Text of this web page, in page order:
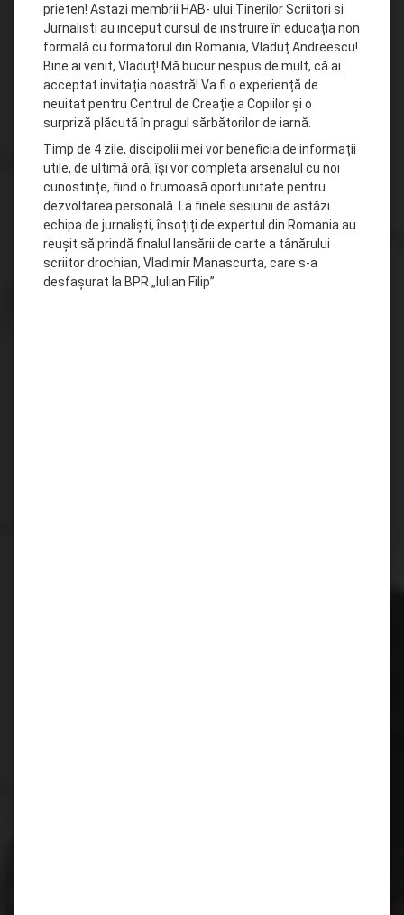
prieten! Astazi membrii HAB- ului Tinerilor Scriitori si
Jurnalisti au inceput cursul de instruire în educația non
formală cu formatorul din Romania, Vladuț Andreescu!
Bine ai venit, Vladuț! Mă bucur nespus de mult, că ai
acceptat invitația noastră! Va fi o experiență de
neuitat pentru Centrul de Creație a Copiilor și o
surpriză plăcută în pragul sărbătorilor de iarnă.
Timp de 4 zile, discipolii mei vor beneficia de informații
utile, de ultimă oră, își vor completa arsenalul cu noi
cunostințe, fiind o frumoasă oportunitate pentru
dezvoltarea personală. La finele sesiunii de astăzi
echipa de jurnaliști, însoțiți de expertul din Romania au
reușit să prindă finalul lansării de carte a tânărului
scriitor drochian, Vladimir Manascurta, care s-a
desfașurat la BPR „Iulian Filip”.